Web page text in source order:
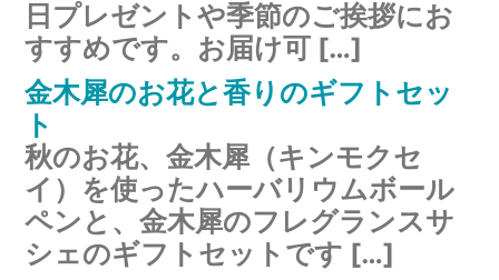
日プレゼントや季節のご挨拶にお
すすめです。お届け可 […]
金木犀のお花と香りのギフトセッ
ト
秋のお花、金木犀（キンモクセ
イ）を使ったハーバリウムボール
ペンと、金木犀のフレグランスサ
シェのギフトセットです […]